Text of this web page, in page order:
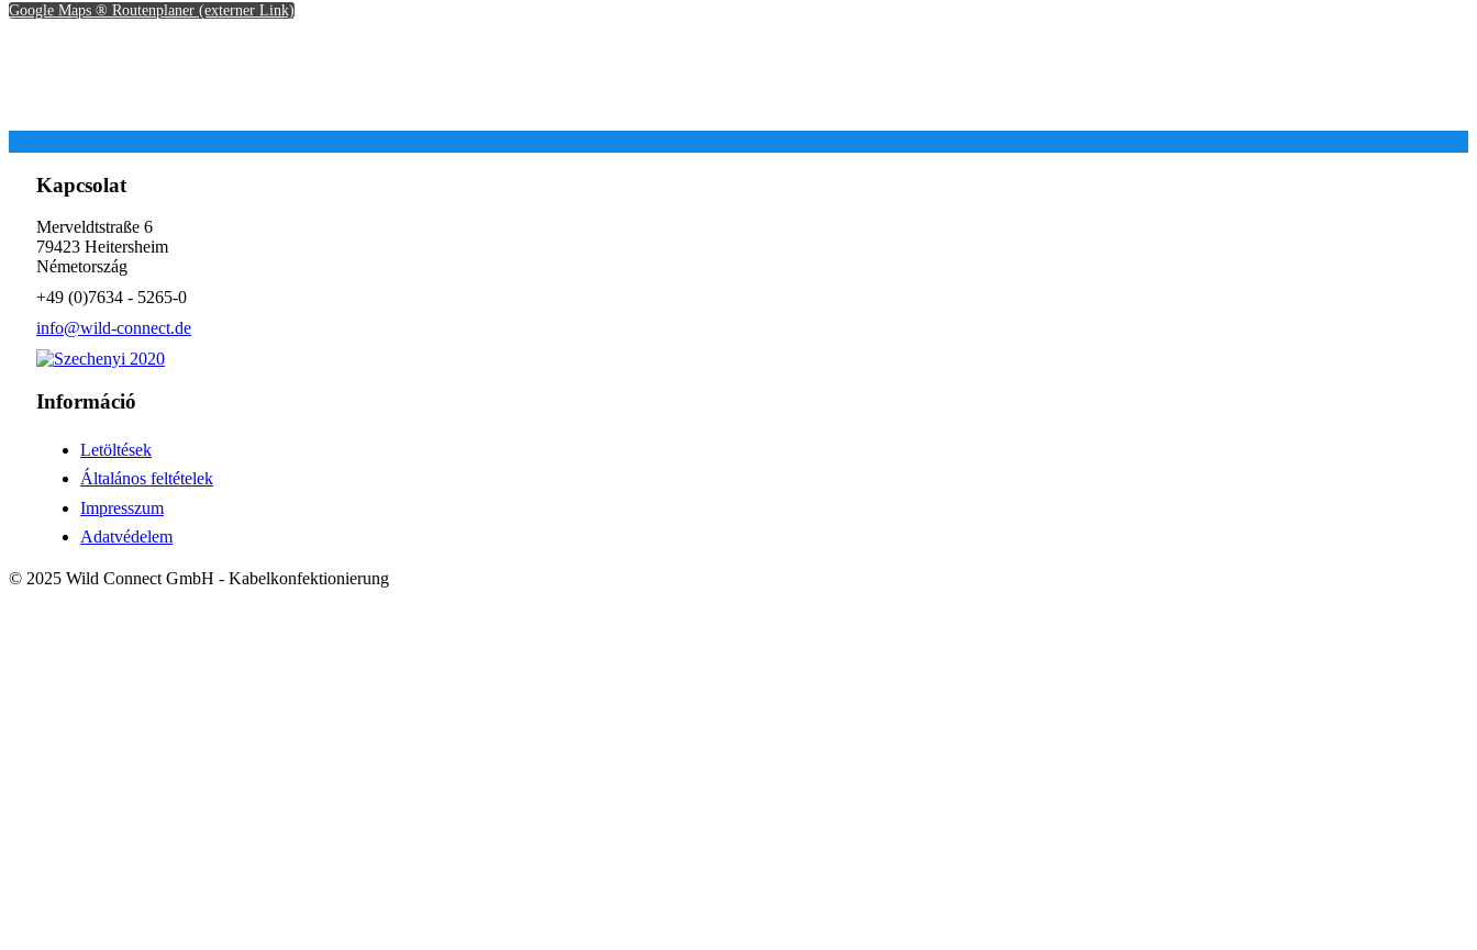
Google Maps ® Routenplaner (externer Link)
Kapcsolat
Merveldtstraße 6
79423 Heitersheim
Németország
+49 (0)7634 - 5265-0
info@wild-connect.de
Információ
Letöltések
Általános feltételek
Impresszum
Adatvédelem
© 2025 Wild Connect GmbH - Kabelkonfektionierung